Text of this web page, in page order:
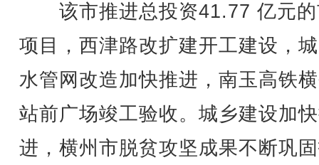
该市推进总投资41.77 亿元的
项目，西津路改扩建开工建设，
水管网改造加快推进，南玉高铁
站前广场竣工验收。城乡建设加
进，横州市脱贫攻坚成果不断巩